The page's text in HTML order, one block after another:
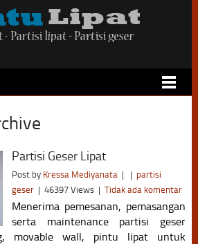
Partisi Geser Lipat
Post by Kressa Mediyanata | | partisi
geser | 46397 Views | Tidak ada komentar
Menerima pemesanan, pemasangan
serta maintenance partisi geser
movable wall, pintu lipat untuk